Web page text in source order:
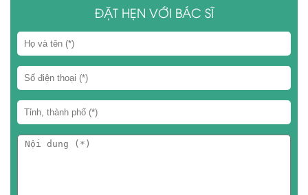
ĐẶT HẸN VỚI BÁC SĨ